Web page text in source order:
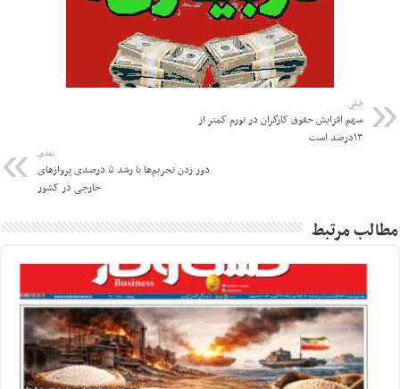
قبلی
سهم افزایش حقوق کارگران در تورم کمتر از
۱۳درصد است
بعدی
دور زدن تحریم‌ها با رشد ۵ درصدی پرواز‌های
خارجی در کشور
مطالب مرتبط